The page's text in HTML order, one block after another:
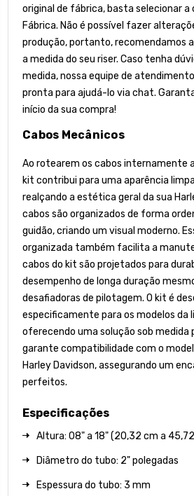
original de fábrica, basta selecionar a
Fábrica. Não é possível fazer
produção, portanto, recomendamos
a medida do seu riser. Caso tenha
medida, nossa equipe de
pronta para ajudá-lo via chat.
início da sua compra!
Cabos Mecânicos
Ao rotearem os cabos internamente
kit contribui para uma aparência
realçando a estética geral da sua
cabos são organizados de forma
guidão, criando um visual moderno.
organizada também facilita a
cabos do kit são projetados para
desempenho de longa duração
desafiadoras de pilotagem. O kit é
especificamente para os modelos da
oferecendo uma solução sob medida
garante compatibilidade com o
Harley Davidson, assegurando um
perfeitos.
Especificações
Altura: 08" a 18" (20,32 cm a
Diâmetro do tubo: 2" polegadas
Espessura do tubo: 3 mm